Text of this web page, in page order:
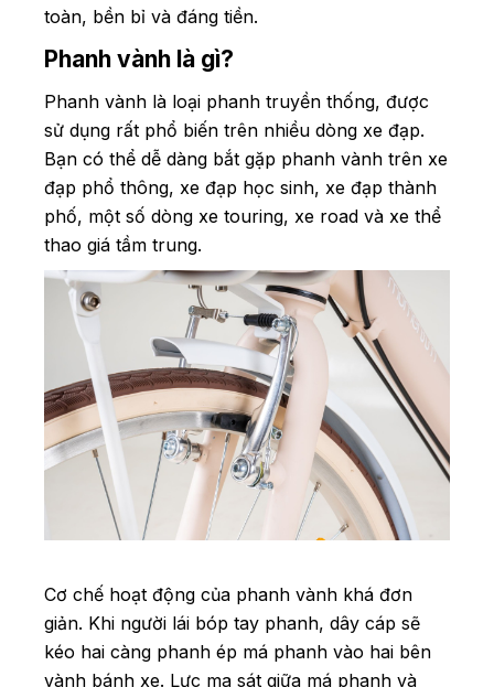
toàn, bền bỉ và đáng tiền.
Phanh vành là gì?
Phanh vành là loại phanh truyền thống, được
sử dụng rất phổ biến trên nhiều dòng xe đạp.
Bạn có thể dễ dàng bắt gặp phanh vành trên xe
đạp phổ thông, xe đạp học sinh, xe đạp thành
phố, một số dòng xe touring, xe road và xe thể
thao giá tầm trung.
Cơ chế hoạt động của phanh vành khá đơn
giản. Khi người lái bóp tay phanh, dây cáp sẽ
kéo hai càng phanh ép má phanh vào hai bên
vành bánh xe. Lực ma sát giữa má phanh và